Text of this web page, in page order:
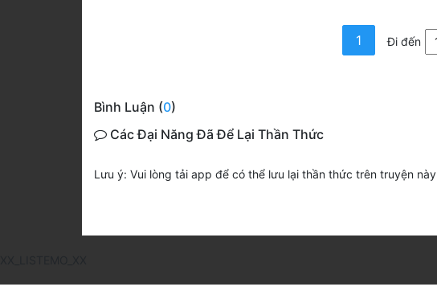
1 Đi đến
Bình Luận (0)
Các Đại Năng Đã Để Lại Thần Thức
Lưu ý: Vui lòng tải app để có thể lưu lại thần thức trên truyện này